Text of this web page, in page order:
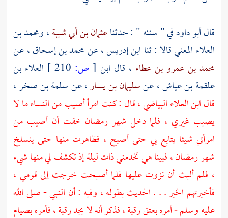
قالأبو داودفي " سننه " : حدثناعثمان بن أبي شيبة،ومحمد بن
العلاء المعنيقالا : ثنا ابن إدريس، عنمحمد بن إسحاق، عن
محمد بن عمرو بن عطاء ، قال ابن [ ص:
العلاء بن
علقمة بن عياش، عنسليمان بن يسار، عنسلمة بن صخر،
قالابن العلاء البياضي، قال : كنت امرأ أصيب من النساء ما لا
يصيب غيري ، فلما دخل شهر رمضان خفت أن أصيب من
امرأتي شيئا يتابع بي حتى أصبح ، فظاهرت منها حتى ينسلخ
شهر رمضان ، فبينا هي تخدمني ذات ليلة إذ تكشف لي منها شيء
، فلم ألبث أن نزوت عليها فلما أصبحت خرجت إلى قومي ،
فأخبرتهم الخبر . . . الحديث بطوله ، وفيه : أن النبي - صلى الله
عليه وسلم - أمره بعتق رقبة ، فذكر أنه لا يجد رقبة ، فأمره بصيام